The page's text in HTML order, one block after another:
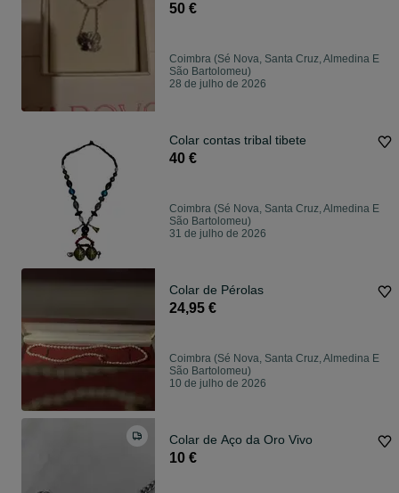
50 €
Coimbra (Sé Nova, Santa Cruz, Almedina E
São Bartolomeu)
28 de julho de 2026
Colar contas tribal tibete
40 €
Coimbra (Sé Nova, Santa Cruz, Almedina E
São Bartolomeu)
31 de julho de 2026
Colar de Pérolas
24,95 €
Coimbra (Sé Nova, Santa Cruz, Almedina E
São Bartolomeu)
10 de julho de 2026
Colar de Aço da Oro Vivo
10 €